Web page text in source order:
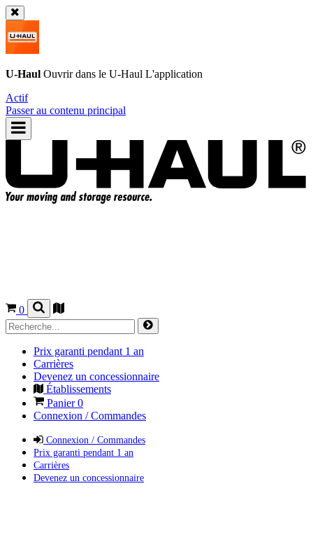
U-Haul Ouvrir dans le U-Haul L'application
Actif
Passer au contenu principal
0
Prix garanti pendant 1 an
Carrières
Devenez un concessionnaire
Établissements
Panier0
Connexion / Commandes
Connexion / Commandes
Prix garanti pendant 1 an
Carrières
Devenez un concessionnaire